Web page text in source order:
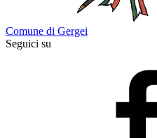
Comune di Gergei
Seguici su